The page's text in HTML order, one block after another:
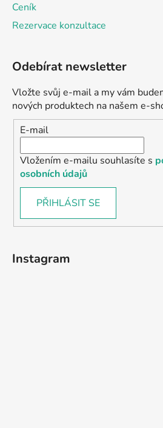
Ceník
Rezervace konzultace
Odebírat newsletter
Vložte svůj e-mail a my vám
nových produktech na našem e-
E-mail
Vložením e-mailu souhlasíte s
osobních údajů
PŘIHLÁSIT SE
Instagram